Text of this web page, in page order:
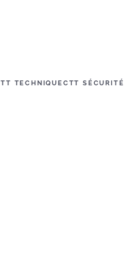
TECHNIQUECTT SÉCURITÉ